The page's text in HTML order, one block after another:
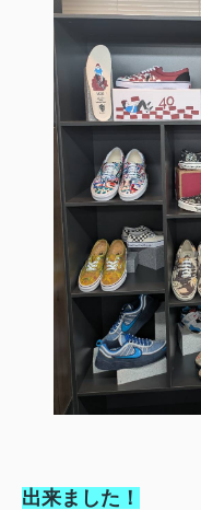
出来ました！